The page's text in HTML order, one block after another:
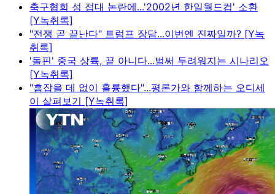
축구협회 성 접대 논란에...'2002년 한일월드컵' 소환
[Y녹취록]
"전쟁 곧 끝난다" 트럼프 장담...이번엔 진짜일까? [Y녹
취록]
'돌핀' 중국 상륙, 끝 아니다...벌써 두려워지는 시나리오
[Y녹취록]
"흠잡을 데 없이 훌륭했다"...평론가와 함께하는 오디세
이 살펴보기 [Y녹취록]